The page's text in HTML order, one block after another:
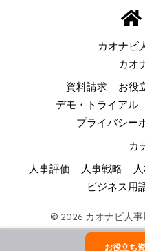
カオナビ
カオ
資料請求 お役
デモ・トライアル
プライバシー
カ
人事評価 人事戦略
ビジネス用
© 2026 カオナビ人
お役立ち